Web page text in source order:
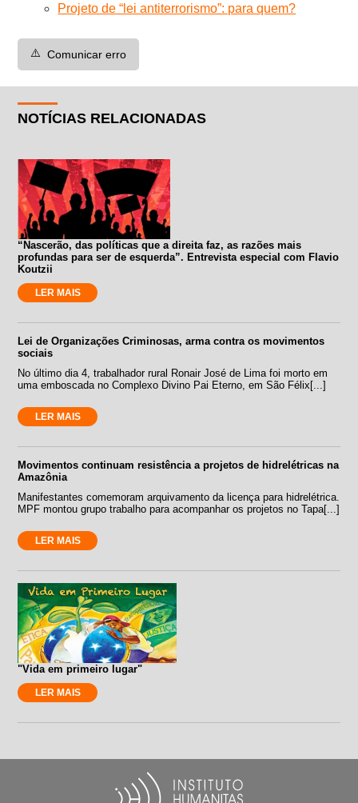
Projeto de “lei antiterrorismo”: para quem?
⚠️ Comunicar erro
NOTÍCIAS RELACIONADAS
“Nascerão, das políticas que a direita faz, as razões mais
profundas para ser de esquerda”. Entrevista especial com Flavio
Koutzii
LER MAIS
Lei de Organizações Criminosas, arma contra os movimentos
sociais
No último dia 4, trabalhador rural Ronair José de Lima foi morto em
uma emboscada no Complexo Divino Pai Eterno, em São Félix[...]
LER MAIS
Movimentos continuam resistência a projetos de hidrelétricas na
Amazônia
Manifestantes comemoram arquivamento da licença para hidrelétrica.
MPF montou grupo trabalho para acompanhar os projetos no Tapa[...]
LER MAIS
"Vida em primeiro lugar"
LER MAIS